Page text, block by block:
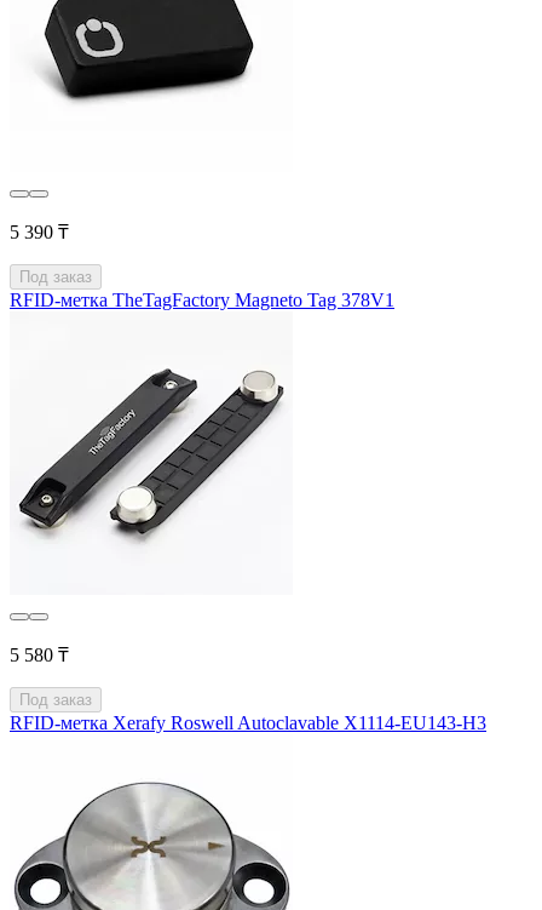
5 390 ₸
Под заказ
RFID-метка TheTagFactory Magneto Tag 378V1
5 580 ₸
Под заказ
RFID-метка Xerafy Roswell Autoclavable X1114-EU143-H3